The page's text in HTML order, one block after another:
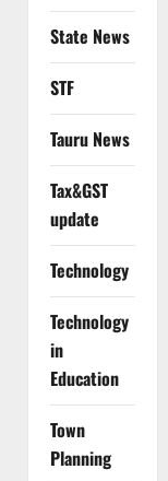
State News
STF
Tauru News
Tax&GST
update
Technology
Technology
in
Education
Town
Planning